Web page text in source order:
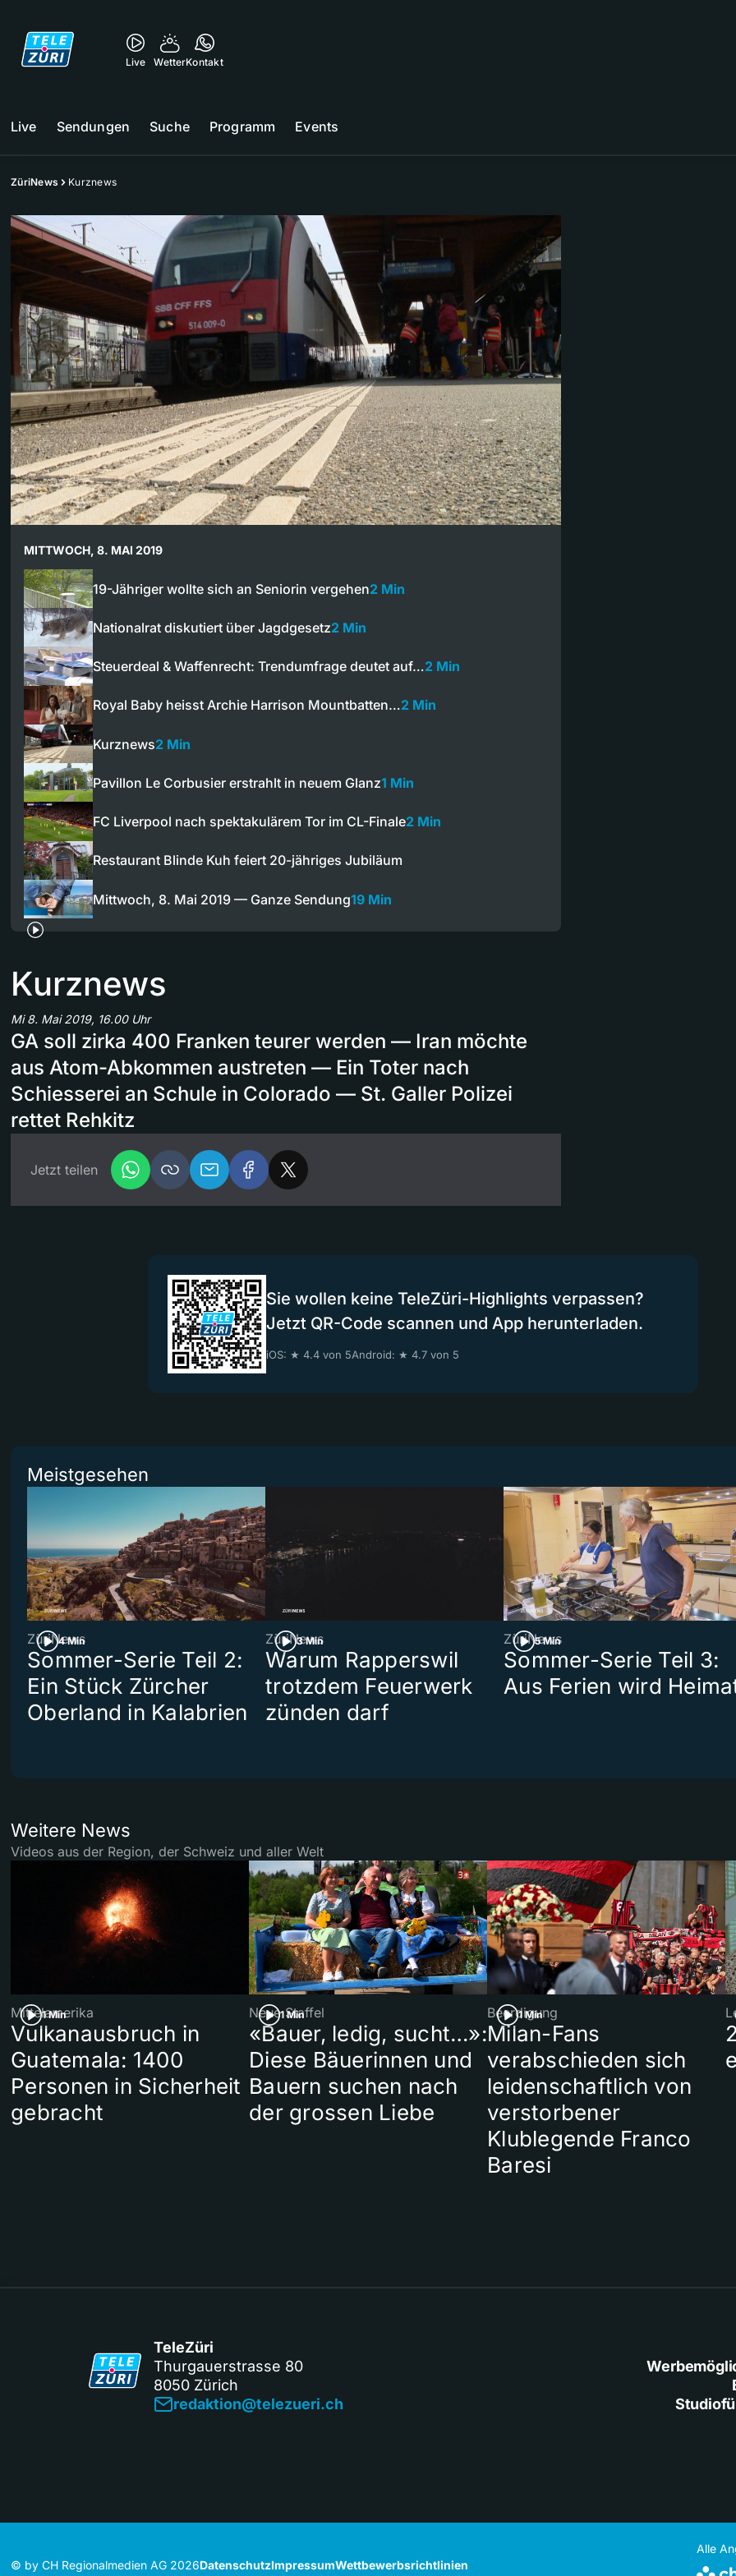
Live WetterKontakt
Live Sendungen Suche Programm Events
ZüriNews Kurznews
MITTWOCH, 8. MAI 2019
19-Jähriger wollte sich an Seniorin vergehen2 Min
Nationalrat diskutiert über Jagdgesetz2 Min
Steuerdeal & Waffenrecht: Trendumfrage deutet auf…2 Min
Royal Baby heisst Archie Harrison Mountbatten…2 Min
Kurznews2 Min
Pavillon Le Corbusier erstrahlt in neuem Glanz1 Min
FC Liverpool nach spektakulärem Tor im CL-Finale2 Min
Restaurant Blinde Kuh feiert 20-jähriges Jubiläum
Mittwoch, 8. Mai 2019 — Ganze Sendung19 Min
Kurznews
Mi 8. Mai 2019, 16.00 Uhr
GA soll zirka 400 Franken teurer werden — Iran möchte
aus Atom-Abkommen austreten — Ein Toter nach
Schiesserei an Schule in Colorado — St. Galler Polizei
rettet Rehkitz
Jetzt teilen
Sie wollen keine TeleZüri-Highlights verpassen?
Jetzt QR-Code scannen und App herunterladen.
iOS: ★ 4.4 von 5Android: ★ 4.7 von 5
Meistgesehen
4 Min
ZüriNews
Sommer-Serie Teil 2:
Ein Stück Zürcher
Oberland in Kalabrien
3 Min
ZüriNews
Warum Rapperswil
trotzdem Feuerwerk
zünden darf
5 Min
ZüriNews
Sommer-Serie Teil 3:
Aus Ferien wird
Weitere News
Videos aus der Region, der Schweiz und aller Welt
1 Min
Mittelamerika
Vulkanausbruch in
Guatemala: 1400
Personen in Sicherheit
gebracht
1 Min
Neue Staffel
«Bauer, ledig, sucht…»:
Diese Bäuerinnen und
Bauern suchen nach
der grossen Liebe
1 Min
Beerdigung
Milan-Fans
verabschieden sich
leidenschaftlich von
verstorbener
Klublegende Franco
Baresi
TeleZüri
Thurgauerstrasse 80
8050 Zürich
redaktion@telezueri.ch
© by CH Regionalmedien AG 2026DatenschutzImpressumWettbewerbsrichtlinien
Alle